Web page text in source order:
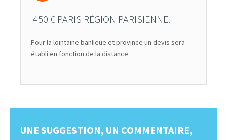
450 € PARIS RÉGION PARISIENNE.
Pour la lointaine banlieue et province un devis sera
établi en fonction de la distance.
UNE SUGGESTION, UN COMMENTAIRE,